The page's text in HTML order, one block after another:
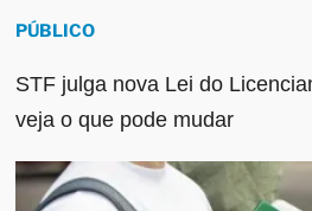
PÚBLICO
STF julga nova Lei do
veja o que pode mudar